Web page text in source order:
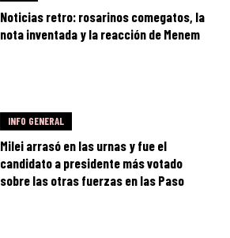
Noticias retro: rosarinos comegatos, la
nota inventada y la reacción de Menem
INFO GENERAL
Milei arrasó en las urnas y fue el
candidato a presidente más votado
sobre las otras fuerzas en las Paso